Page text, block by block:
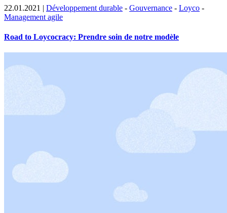
22.01.2021 | Développement durable - Gouvernance - Loyco -
Management agile
Road to Loycocracy: Prendre soin de notre modèle